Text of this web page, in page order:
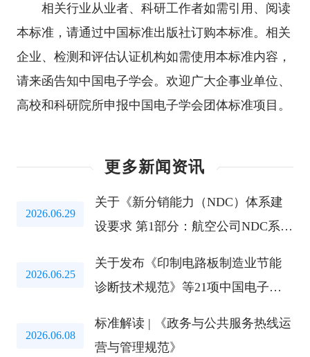
相关行业从业者、科研工作者如需引用、阅读
本标准，请通过中国标准出版社订购本标准。相关
企业、检测和评估认证机构如需使用本标准内容，
请来函告知中国电子学会。欢迎广大企事业单位、
高校和科研院所申报中国电子学会团体标准项目。
更多新闻资讯
2026.06.29
关于《新分销能力（NDC）体系建
设要求 第1部分：航空公司NDC系
2026.06.25
关于发布《印制电路板制造业节能
诊断技术规范》等21项中国电子学
2026.06.08
标准解读 | 《政务与公共服务热线运
营与管理规范》